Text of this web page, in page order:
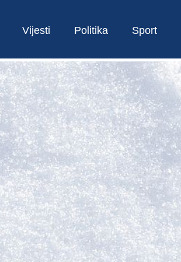
Vijesti Politika Sport